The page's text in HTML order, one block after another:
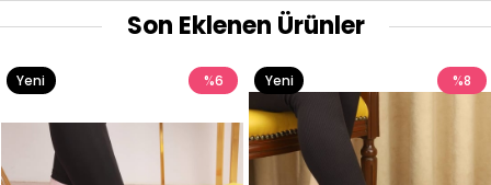
Son Eklenen Ürünler
%6
Yeni
%8
Yeni
Ürün